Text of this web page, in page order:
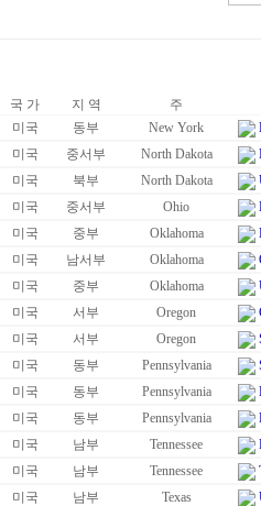
국 가 지 역
주
미국
동부 New York
미국
중서부 North Dakota
미국
북부 North Dakota
미국
중서부 Ohio
미국
중부 Oklahoma
미국
남서부 Oklahoma
미국
중부 Oklahoma
미국
서부 Oregon
미국
서부 Oregon
미국
동부 Pennsylvania
미국
동부 Pennsylvania
미국
동부 Pennsylvania
미국
남부 Tennessee
미국
남부 Tennessee
미국
남부 Texas